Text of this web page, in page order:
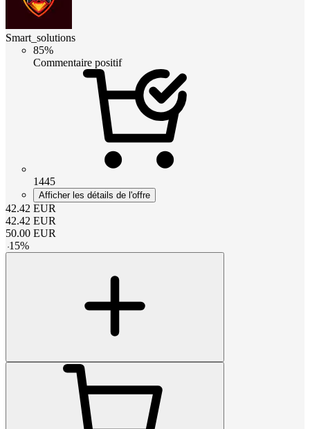
Smart_solutions
85%
Commentaire positif
1445
Afficher les détails de l'offre
42.42 EUR
42.42 EUR
50.00 EUR
-15%